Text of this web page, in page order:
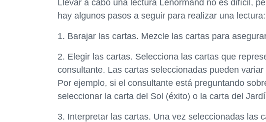
Llevar a cabo una lectura Lenormand no es difícil,
hay algunos pasos a seguir para realizar una lectura:
1. Barajar las cartas. Mezcle las cartas para
2. Elegir las cartas. Selecciona las cartas que
consultante. Las cartas seleccionadas pueden
Por ejemplo, si el consultante está preguntando
seleccionar la carta del Sol (éxito) o la carta del
3. Interpretar las cartas. Una vez seleccionadas las